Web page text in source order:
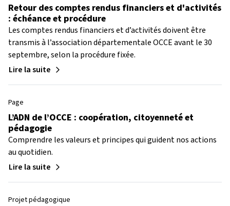
Retour des comptes rendus financiers et d'activités
: échéance et procédure
Les comptes rendus financiers et d’activités doivent être
transmis à l’association départementale OCCE avant le 30
septembre, selon la procédure fixée.
Lire la suite
Page
L’ADN de l’OCCE : coopération, citoyenneté et
pédagogie
Comprendre les valeurs et principes qui guident nos actions
au quotidien.
Lire la suite
Projet pédagogique